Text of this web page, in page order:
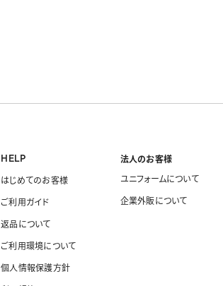
HELP
はじめてのお客様
ご利用ガイド
返品について
ご利用環境について
個人情報保護方針
法人のお客様
ユニフォームについて
企業外販について